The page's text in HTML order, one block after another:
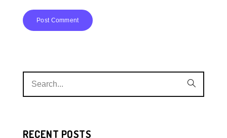
RECENT POSTS